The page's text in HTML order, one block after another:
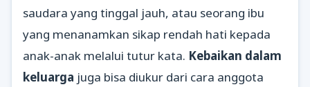
saudara yang tinggal jauh, atau seorang ibu
yang menanamkan sikap rendah hati kepada
anak-anak melalui tutur kata. Kebaikan dalam
keluarga juga bisa diukur dari cara anggota